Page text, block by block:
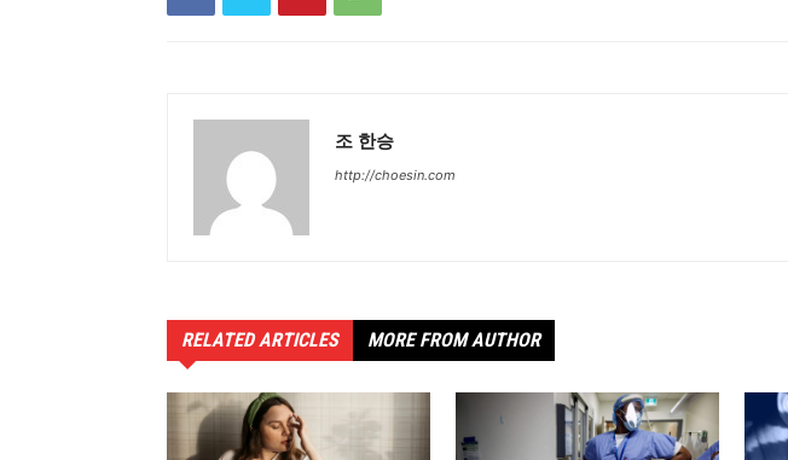
조 한승
http://choesin.com
RELATED ARTICLES MORE FROM AUTHOR